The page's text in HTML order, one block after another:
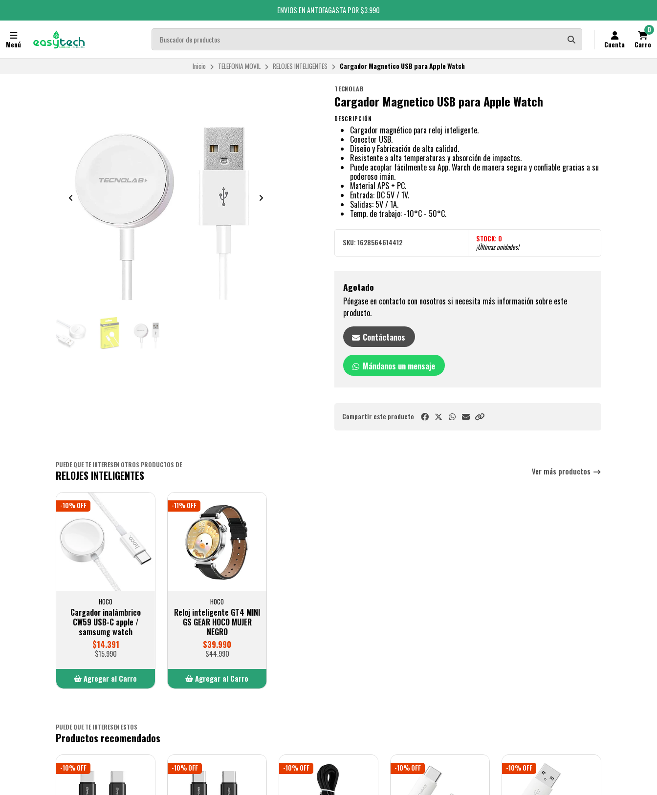
ENVIOS A TODO CHILE POR $6.990
Menú Cuenta
0
Carro
Inicio TELEFONIA MOVIL RELOJES INTELIGENTES Cargador Magnetico USB para Apple Watch
TECNOLAB
Cargador Magnetico USB para Apple Watch
DESCRIPCIÓN
Cargador magnético para reloj inteligente.
Conector USB.
Diseño y Fabricación de alta calidad.
Resistente a alta temperaturas y absorción de impactos.
Puede acoplar fácilmente su App. Warch de manera segura y confiable gracias a su
poderoso imán.
Material APS + PC.
Entrada: DC 5V / 1V.
Salidas: 5V / 1A.
Temp. de trabajo: -10°C - 50°C.
SKU: 1628564614412 STOCK: 0
¡Últimas unidades!
Agotado
Póngase en contacto con nosotros si necesita más información sobre este
producto.
Contáctanos
Mándanos un mensaje
Compartir este producto
PUEDE QUE TE INTERESEN OTROS PRODUCTOS DE
RELOJES INTELIGENTES Ver más productos
-10% OFF
HOCO
Cargador inalámbrico
CW59 USB-C apple /
samsumg watch
$14.391
$15.990
Agregar al Carro
-11% OFF
HOCO
Reloj inteligente GT4 MINI
GS GEAR HOCO MUJER
NEGRO
$39.990
$44.990
Agregar al Carro
PUEDE QUE TE INTERESEN ESTOS
Productos recomendados
-10% OFF -10% OFF -10% OFF -10% OFF -10% OFF